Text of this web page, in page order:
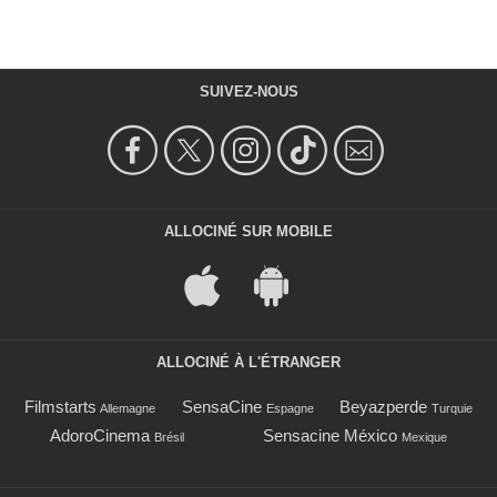
SUIVEZ-NOUS
ALLOCINÉ SUR MOBILE
ALLOCINÉ À L'ÉTRANGER
Filmstarts Allemagne SensaCine Espagne Beyazperde Turquie
AdoroCinema Brésil Sensacine México Mexique